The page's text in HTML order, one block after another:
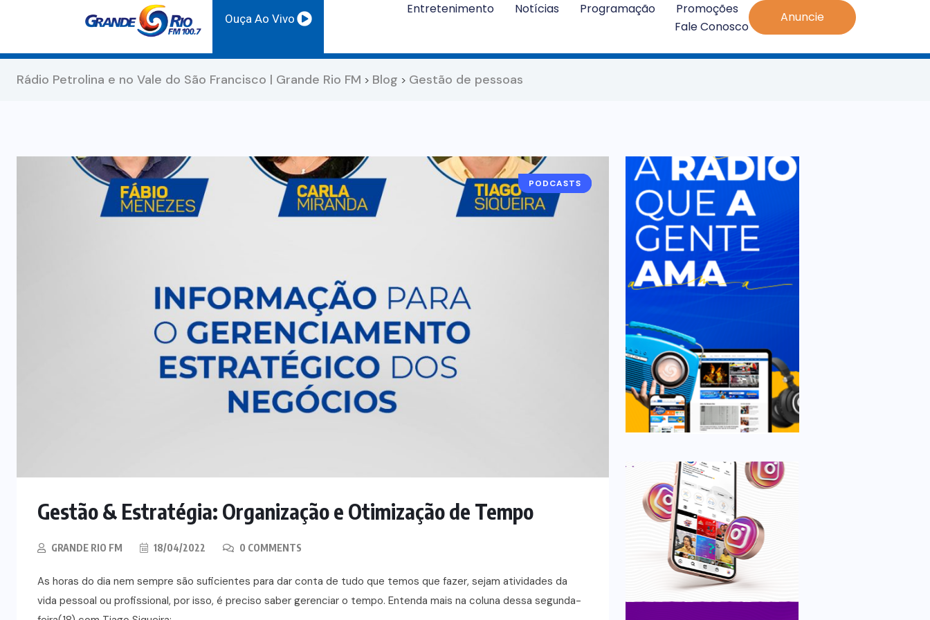
Ouça Ao Vivo
Entretenimento Notícias Programação
Promoções
Fale Conosco
Anuncie
Rádio Petrolina e no Vale do São Francisco | Grande Rio FM > Blog > Gestão de pessoas
PODCAST
PODCASTS
Gestão & Estratégia: Organização e Otimização de Tempo
GRANDE RIO FM 18/04/2022 0 COMMENTS
As horas do dia nem sempre são suficientes para dar conta de tudo que temos que fazer, sejam atividades da
vida pessoal ou profissional, por isso, é preciso saber gerenciar o tempo. Entenda mais na coluna dessa segunda-